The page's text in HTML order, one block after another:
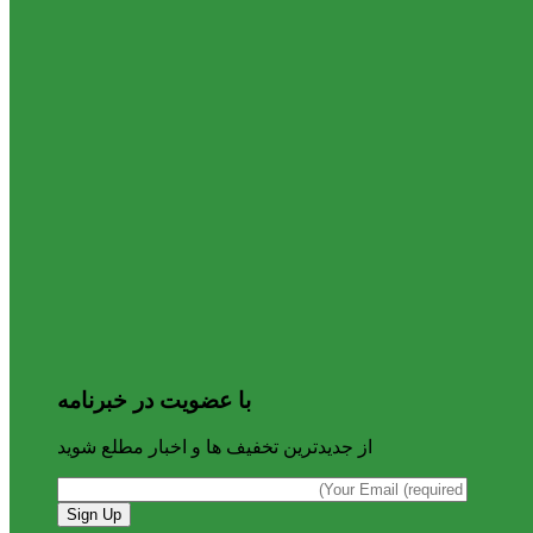
با عضویت در خبرنامه
از جدیدترین تخفیف ها و اخبار مطلع شوید